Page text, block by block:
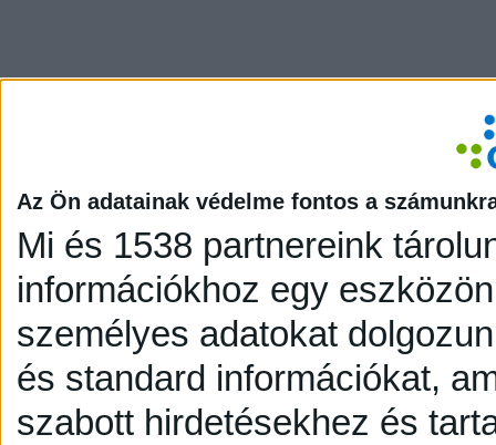
Az Ön adatainak védelme fontos a
Mi és 1538 partnereink
információkhoz egy
személyes adatokat
és standard információkat,
szabott hirdetésekhez és